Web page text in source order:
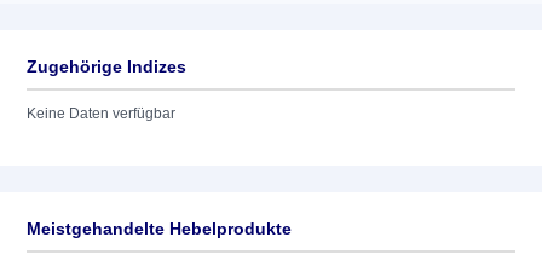
Zugehörige Indizes
Keine Daten verfügbar
Meistgehandelte Hebelprodukte